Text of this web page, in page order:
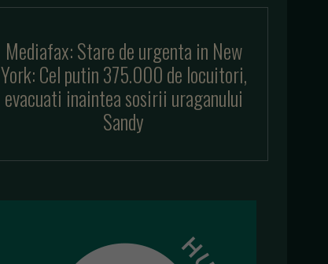
Mediafax: Stare de urgenta in New
York: Cel putin 375.000 de locuitori,
evacuati inaintea sosirii uraganului
Sandy